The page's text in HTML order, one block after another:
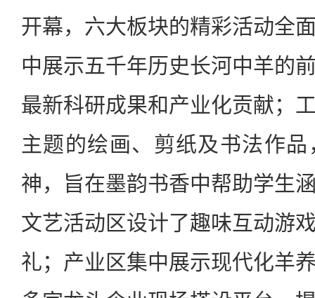
开幕，六大板块的精彩活动全
中展示五千年历史长河中羊的
最新科研成果和产业化贡献；
主题的绘画、剪纸及书法作
神，旨在墨韵书香中帮助学生
文艺活动区设计了趣味互动游
礼；产业区集中展示现代化羊